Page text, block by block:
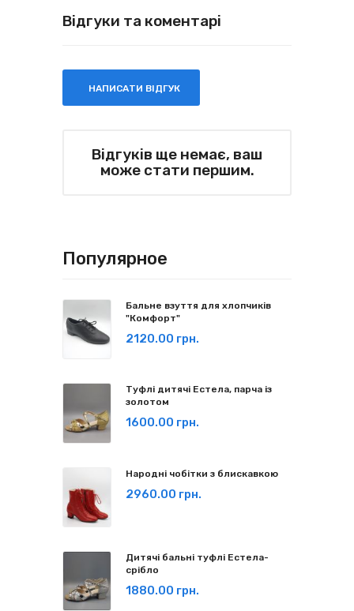
Відгуки та коментарі
НАПИСАТИ ВІДГУК
Відгуків ще немає, ваш
може стати першим.
Популярное
Бальне взуття для хлопчиків
"Комфорт"
2120.00 грн.
Туфлі дитячі Естела, парча із
золотом
1600.00 грн.
Народні чобітки з блискавкою
2960.00 грн.
Дитячі бальні туфлі Естела-
срібло
1880.00 грн.